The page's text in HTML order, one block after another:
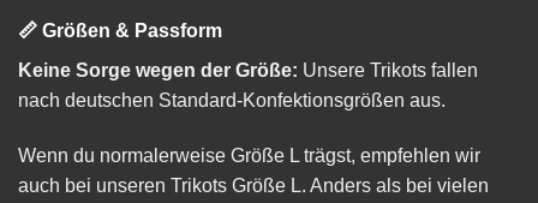
📏 Größen & Passform
Keine Sorge wegen der Größe: Unsere Trikots fallen
nach deutschen Standard-Konfektionsgrößen aus.
Wenn du normalerweise Größe L trägst, empfehlen wir
auch bei unseren Trikots Größe L. Anders als bei vielen